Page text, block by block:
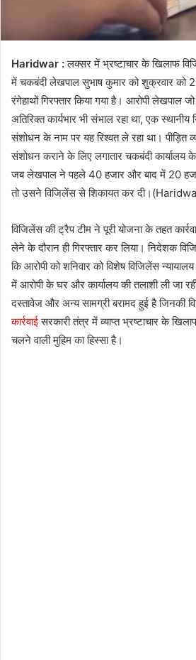
Haridwar :लक्सर में भ्रष्टाचार के खिलाफ
में चकबंदी लेखपाल सुभाष कुमार को शुक्रवार को
रंगेहाथों गिरफ्तार किया गया है। आरोपी लेखपाल
अतिरिक्त कार्यभार भी संभाल रहा था, एक स्थानीय
संशोधन के नाम पर यह रिश्वत ले रहा था। पीड़ित
संशोधन कराने के लिए लगातार चकबंदी कार्यालय
जब लेखपाल ने पहले 40 हजार और बाद में 20
तो उसने विजिलेंस से शिकायत कर
विजिलेंस की ट्रैप टीम ने पूरी योजना के तहत
लेने के दौरान ही गिरफ्तार कर लिया। निदेशक
कि आरोपी को शनिवार को विशेष विजिलेंस
में आरोपी के घर और कार्यालय की तलाशी ली जा
दस्तावेज और अन्य सामग्री बरामद हुई है जिनकी
कार्रवाईसरकारी तंत्र में व्याप्त भ्रष्टाचार के
चलने वाली मुहिम का हिस्सा है।